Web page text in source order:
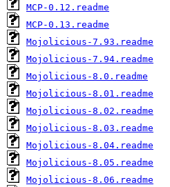
MCP-0.12.readme
MCP-0.13.readme
Mojolicious-7.93.readme
Mojolicious-7.94.readme
Mojolicious-8.0.readme
Mojolicious-8.01.readme
Mojolicious-8.02.readme
Mojolicious-8.03.readme
Mojolicious-8.04.readme
Mojolicious-8.05.readme
Mojolicious-8.06.readme